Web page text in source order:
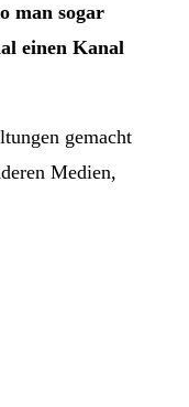
man sogar
einen Kanal
gemacht
Medien,